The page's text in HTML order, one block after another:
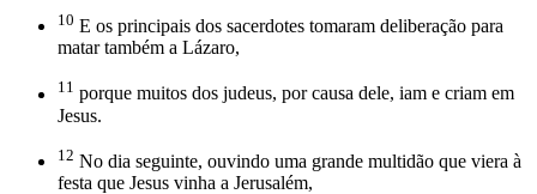
10 E os principais dos sacerdotes tomaram deliberação para
matar também a Lázaro,
11 porque muitos dos judeus, por causa dele, iam e criam em
Jesus.
12 No dia seguinte, ouvindo uma grande multidão que viera à
festa que Jesus vinha a Jerusalém,